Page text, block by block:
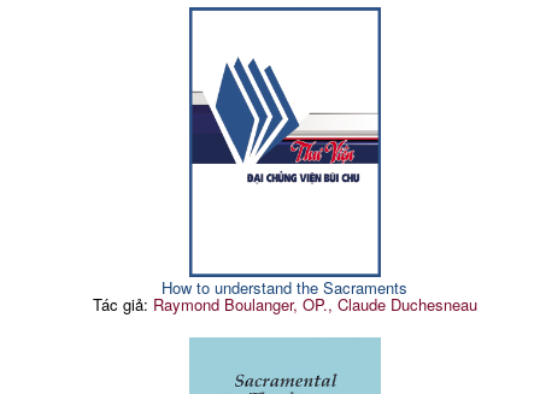
How to understand the Sacraments
Tác giả: Raymond Boulanger, OP., Claude Duchesneau